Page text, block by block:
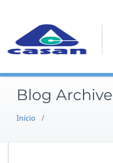
Blog Archive
Início /